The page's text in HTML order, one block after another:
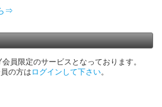
⇒
員限定のサービスとなっております。
の方は ログインして下さい。